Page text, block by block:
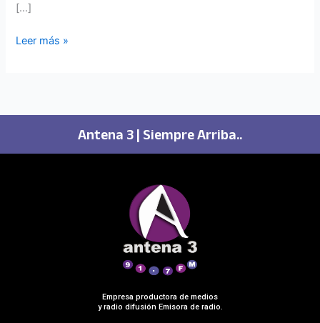
[…]
Leer más »
Antena 3 | Siempre Arriba..
Empresa productora de medios
y radio difusión Emisora de radio.